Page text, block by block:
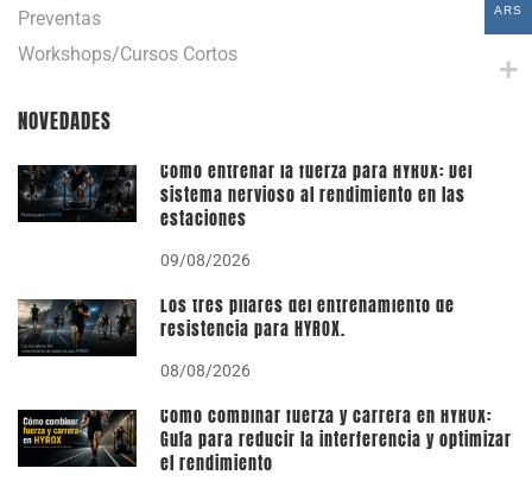
Preventas
Workshops/Cursos Cortos
NOVEDADES
Cómo entrenar la fuerza para HYROX: Del
sistema nervioso al rendimiento en las
estaciones
09/08/2026
Los tres pilares del entrenamiento de
resistencia para HYROX.
08/08/2026
Cómo combinar fuerza y carrera en HYROX:
Guía para reducir la interferencia y optimizar
el rendimiento
ARS